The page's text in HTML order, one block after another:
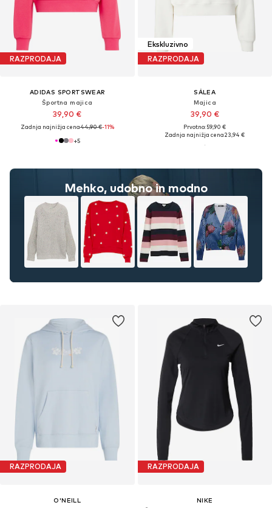
RAZPRODAJA
ADIDAS SPORTSWEAR
Športna majica
39,90 €
Zadnja najnižja cena44,90 €-11%
+5
Ekskluzivno
RAZPRODAJA
SÁLEA
Majica
39,90 €
Prvotno: 59,90 €
Zadnja najnižja cena23,94 €
Mehko, udobno in modno
RAZPRODAJA
O'NEILL
RAZPRODAJA
NIKE